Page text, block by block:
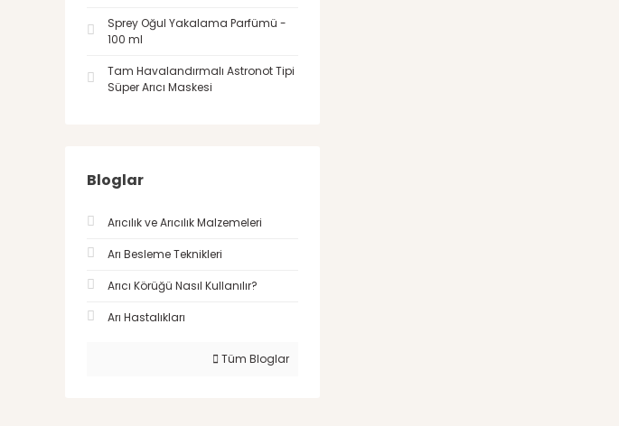
Sprey Oğul Yakalama Parfümü -
100 ml
Tam Havalandırmalı Astronot Tipi
Süper Arıcı Maskesi
Bloglar
Arıcılık ve Arıcılık Malzemeleri
Arı Besleme Teknikleri
Arıcı Körüğü Nasıl Kullanılır?
Arı Hastalıkları
Tüm Bloglar